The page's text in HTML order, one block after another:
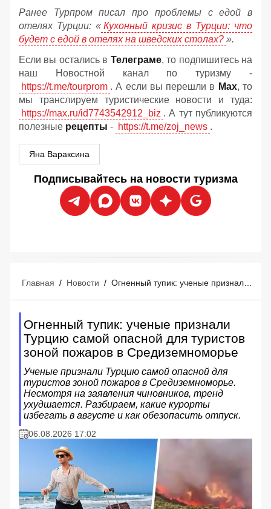
Ранее Турпром писал про проблемы с едой в
отелях Турции: « Кухонный кризис в Турции: что
будет с едой в отелях на шведских столах? ».
Если вы остались в Телеграме, то подпишитесь на
наш Новостной канал по туризму -
https://t.me/tourprom . А если вы перешли в Мах, то
мы транслируем туристические новости и туда:
https://max.ru/id7743542912_biz . А тут публикуются
полезные рецепты - https://t.me/zoj_news .
Яна Вараксина
Подписывайтесь на новости туризма
Главная / Новости /
Огненный тупик: ученые признали
Турцию самой опасной для туристов
зоной пожаров в Средиземноморье
Ученые признали Турцию самой опасной для
туристов зоной пожаров в Средиземноморье.
Несмотря на заявления чиновников, тренд
ухудшается. Разбираем, какие курорты
избегать в августе и как обезопасить отпуск.
06.08.2026 17:02